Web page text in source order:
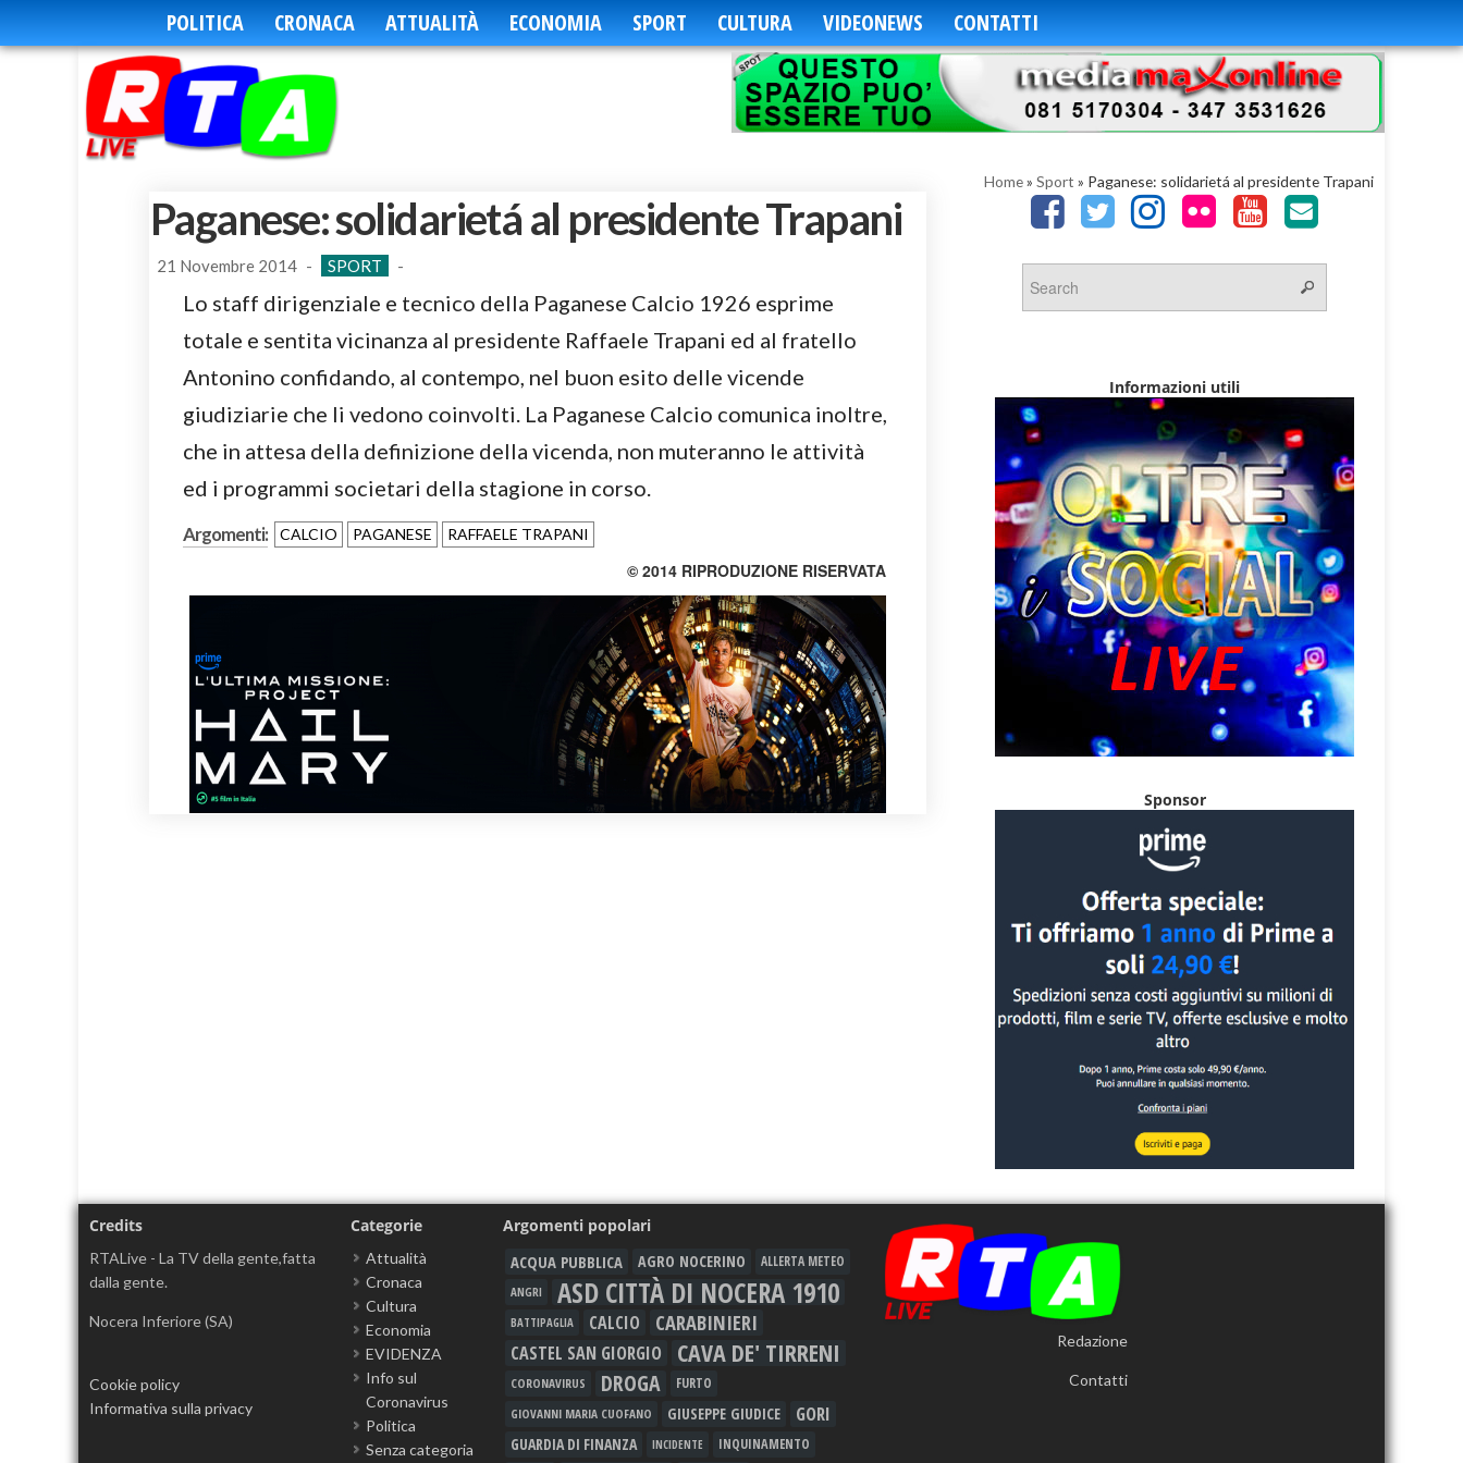
POLITICA CRONACA ATTUALITÀ ECONOMIA SPORT CULTURA VIDEONEWS CONTATTI
Home» Sport » Paganese: solidarietá al presidente Trapani
Paganese: solidarietá al presidente Trapani
21 Novembre 2014 - SPORT -
Lo staff dirigenziale e tecnico della Paganese Calcio 1926 esprime
totale e sentita vicinanza al presidente Raffaele Trapani ed al fratello
Antonino confidando, al contempo, nel buon esito delle vicende
giudiziarie che li vedono coinvolti. La Paganese Calcio comunica inoltre,
che in attesa della definizione della vicenda, non muteranno le attività
ed i programmi societari della stagione in corso.
Argomenti: CALCIO PAGANESE RAFFAELE TRAPANI
© 2014 RIPRODUZIONE RISERVATA
Informazioni utili
Sponsor
Credits
RTALive - La TV della gente,fatta
dalla gente.
Nocera Inferiore (SA)
Cookie policy
Informativa sulla privacy
Categorie
Attualità
Cronaca
Cultura
Economia
EVIDENZA
Info sul
Coronavirus
Politica
Senza categoria
Argomenti popolari
ACQUA PUBBLICA AGRO NOCERINO
ALLERTA METEO
ANGRI
ASD CITTÀ DI NOCERA 1910
BATTIPAGLIA CALCIO CARABINIERI
CASTEL SAN GIORGIO CAVA DE' TIRRENI
CORONAVIRUS DROGA FURTO
GIOVANNI MARIA CUOFANO GIUSEPPE GIUDICE GORI
GUARDIA DI FINANZA INCIDENTE INQUINAMENTO
Redazione
Contatti